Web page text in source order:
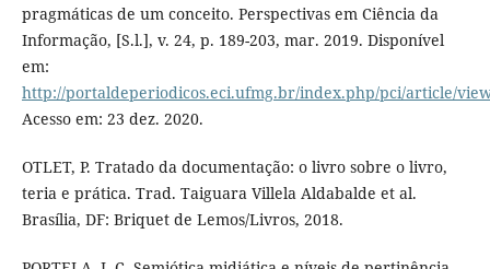
pragmáticas de um conceito. Perspectivas em Ciência da
Informação, [S.l.], v. 24, p. 189-203, mar. 2019. Disponível
em:
http://portaldeperiodicos.eci.ufmg.br/index.php/pci/article/
Acesso em: 23 dez. 2020.
OTLET, P. Tratado da documentação: o livro sobre o livro,
teria e prática. Trad. Taiguara Villela Aldabalde et al.
Brasília, DF: Briquet de Lemos/Livros, 2018.